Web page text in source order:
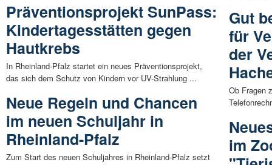
Präventionsprojekt SunPass:
Kindertagesstätten gegen
Hautkrebs
In Rheinland-Pfalz startet ein neues Präventionsprojekt,
das sich dem Schutz von Kindern vor UV-Strahlung ...
Neue Regeln und Chancen
im neuen Schuljahr in
Rheinland-Pfalz
Zum Start des neuen Schuljahres in Rheinland-Pfalz setzt
Gut
für
der
Ob Fragen
im